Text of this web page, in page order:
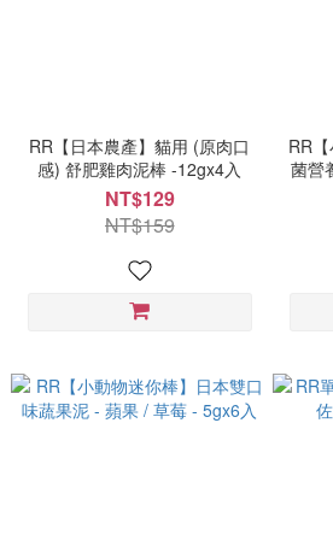
RR【日本農產】貓用 (原肉口
感) 舒肥雞肉泥棒 -12gx4入
NT$129
NT$159
RR
菌營